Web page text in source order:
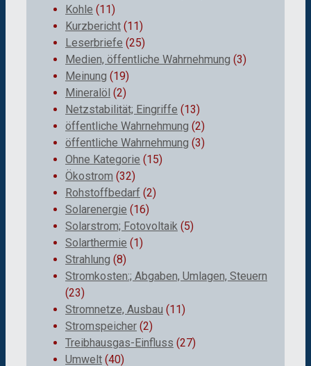
Kohle (11)
Kurzbericht (11)
Leserbriefe (25)
Medien, öffentliche Wahrnehmung (3)
Meinung (19)
Mineralöl (2)
Netzstabilität; Eingriffe (13)
öffentliche Wahrnehmung (2)
öffentliche Wahrnehmung (3)
Ohne Kategorie (15)
Ökostrom (32)
Rohstoffbedarf (2)
Solarenergie (16)
Solarstrom; Fotovoltaik (5)
Solarthermie (1)
Strahlung (8)
Stromkosten:; Abgaben, Umlagen, Steuern
(23)
Stromnetze, Ausbau (11)
Stromspeicher (2)
Treibhausgas-Einfluss (27)
Umwelt (40)